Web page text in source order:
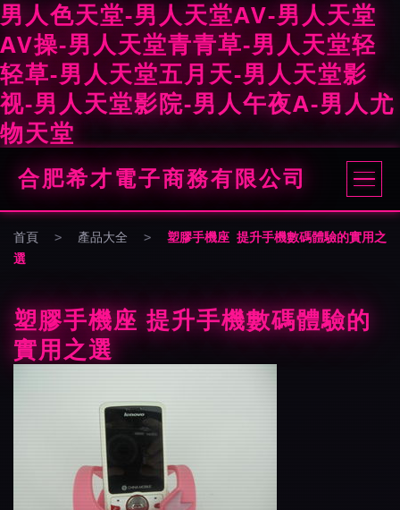
男人色天堂-男人天堂AV-男人天堂
AV操-男人天堂青青草-男人天堂轻
轻草-男人天堂五月天-男人天堂影
视-男人天堂影院-男人午夜A-男人尤
物天堂
合肥希才電子商務有限公司
首頁 > 產品大全 >
塑膠手機座 提升手機數碼體驗的實用之
選
塑膠手機座 提升手機數碼體驗的
實用之選